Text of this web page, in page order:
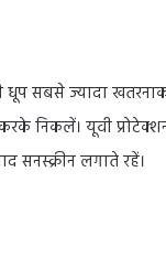
सबसे ज्यादा
निकलें। यूवी
सनस्क्रीन लगाते रहें।